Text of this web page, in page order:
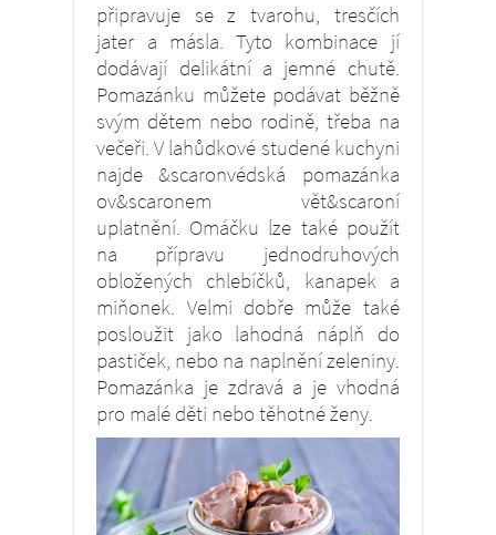
připravuje se z tvarohu, tresčích
jater a másla. Tyto kombinace jí
dodávají delikátní a jemné chutě.
Pomazánku můžete podávat běžně
svým dětem nebo rodině, třeba na
večeři. V lahůdkové studené kuchyni
najde &scaronvédská pomazánka
ov&scaronem vět&scaroní
uplatnění. Omáčku lze také použít
na přípravu jednodruhových
obložených chlebíčků, kanapek a
miňonek. Velmi dobře může také
posloužit jako lahodná náplň do
pastiček, nebo na naplnění zeleniny.
Pomazánka je zdravá a je vhodná
pro malé děti nebo těhotné ženy.